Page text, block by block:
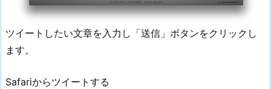
ツイートしたい文章を入力し「送信」ボタンをクリックし
ます。
Safariからツイートする